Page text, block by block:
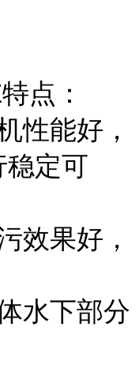
点：
性能好，
稳定可
效果好，
水下部分